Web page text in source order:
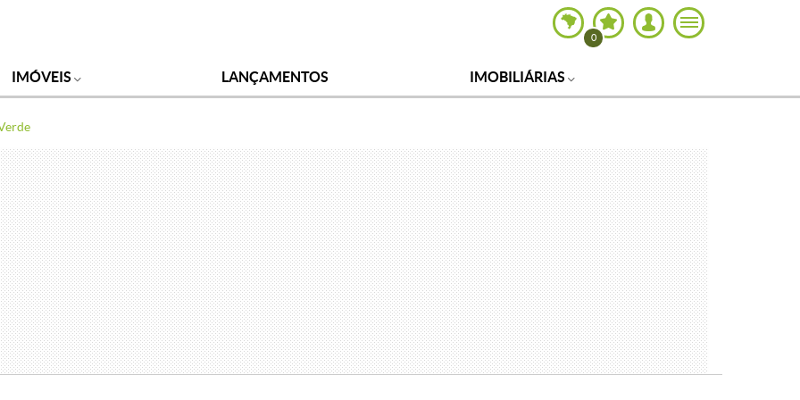
0
IMÓVEIS LANÇAMENTOS IMOBILIÁRIAS